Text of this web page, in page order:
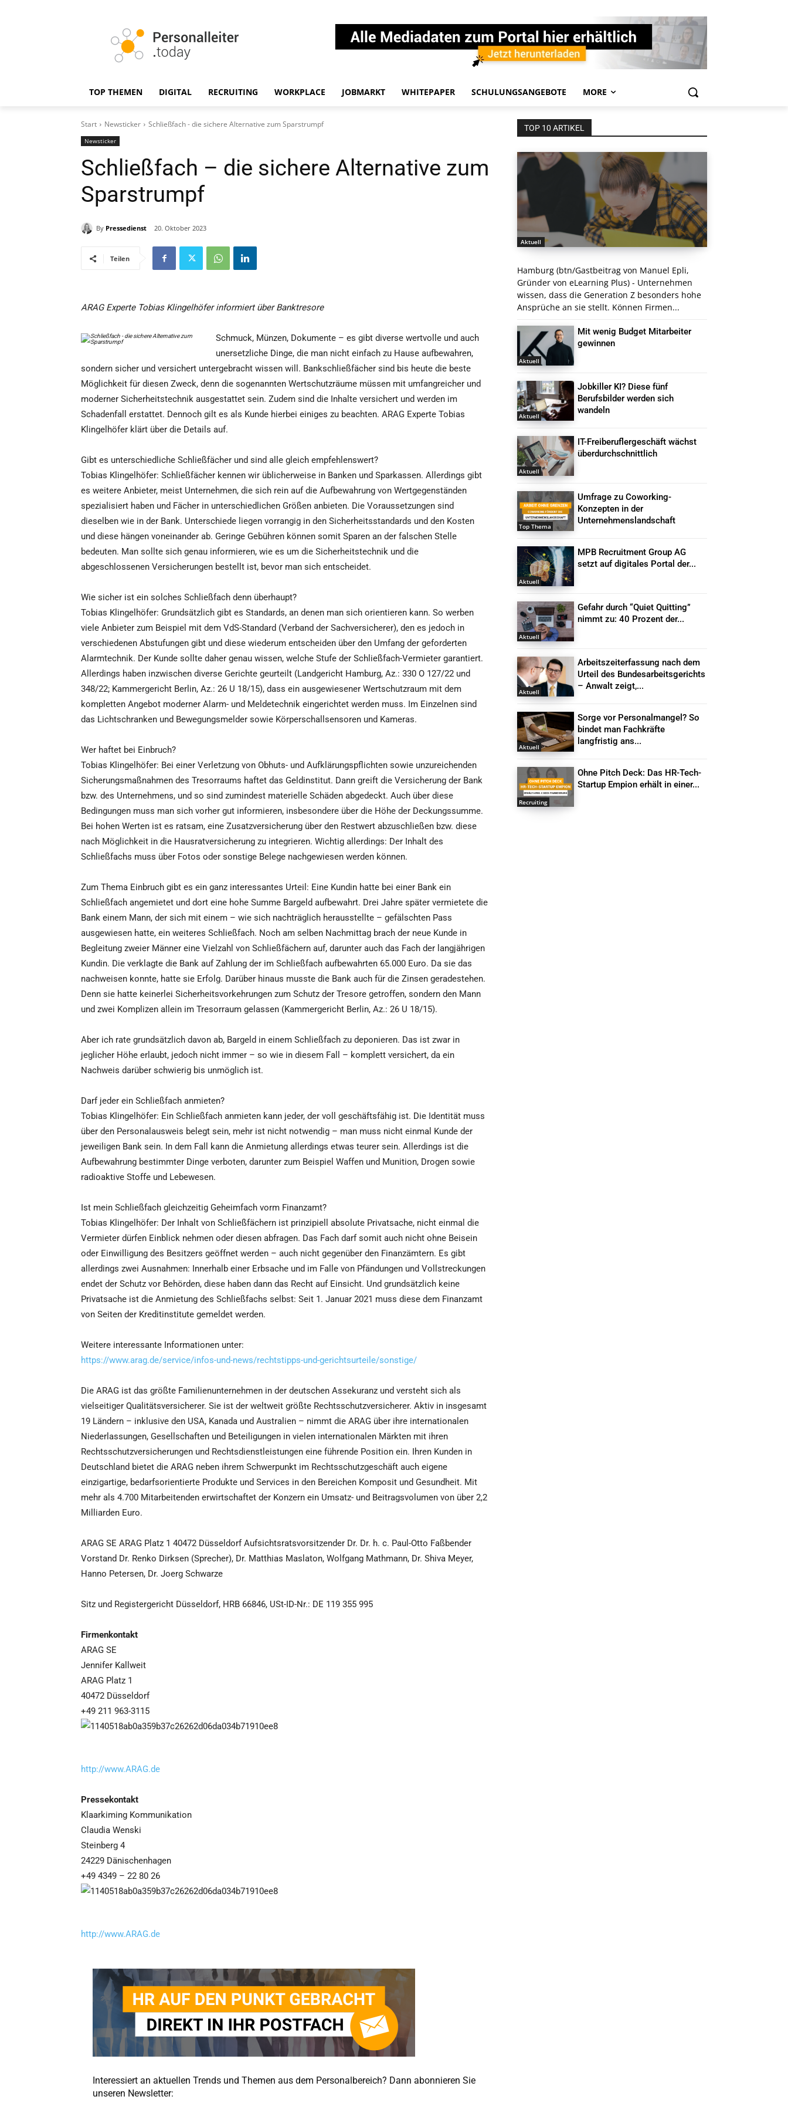
TOP THEMEN DIGITAL RECRUITING WORKPLACE JOBMARKT WHITEPAPER SCHULUNGSANGEBOTE MORE
Start Newsticker Schließfach - die sichere Alternative zum Sparstrumpf
Newsticker
Schließfach – die sichere Alternative zum
Sparstrumpf
By Pressedienst 20. Oktober 2023
Teilen
ARAG Experte Tobias Klingelhöfer informiert über Banktresore
Schmuck, Münzen, Dokumente – es gibt diverse wertvolle und auch
unersetzliche Dinge, die man nicht einfach zu Hause aufbewahren,
sondern sicher und versichert untergebracht wissen will. Bankschließfächer sind bis heute die beste
Möglichkeit für diesen Zweck, denn die sogenannten Wertschutzräume müssen mit umfangreicher und
moderner Sicherheitstechnik ausgestattet sein. Zudem sind die Inhalte versichert und werden im
Schadenfall erstattet. Dennoch gilt es als Kunde hierbei einiges zu beachten. ARAG Experte Tobias
Klingelhöfer klärt über die Details auf.
Gibt es unterschiedliche Schließfächer und sind alle gleich empfehlenswert?
Tobias Klingelhöfer: Schließfächer kennen wir üblicherweise in Banken und Sparkassen. Allerdings gibt
es weitere Anbieter, meist Unternehmen, die sich rein auf die Aufbewahrung von Wertgegenständen
spezialisiert haben und Fächer in unterschiedlichen Größen anbieten. Die Voraussetzungen sind
dieselben wie in der Bank. Unterschiede liegen vorrangig in den Sicherheitsstandards und den Kosten
und diese hängen voneinander ab. Geringe Gebühren können somit Sparen an der falschen Stelle
bedeuten. Man sollte sich genau informieren, wie es um die Sicherheitstechnik und die
abgeschlossenen Versicherungen bestellt ist, bevor man sich entscheidet.
Wie sicher ist ein solches Schließfach denn überhaupt?
Tobias Klingelhöfer: Grundsätzlich gibt es Standards, an denen man sich orientieren kann. So werben
viele Anbieter zum Beispiel mit dem VdS-Standard (Verband der Sachversicherer), den es jedoch in
verschiedenen Abstufungen gibt und diese wiederum entscheiden über den Umfang der geforderten
Alarmtechnik. Der Kunde sollte daher genau wissen, welche Stufe der Schließfach-Vermieter garantiert.
Allerdings haben inzwischen diverse Gerichte geurteilt (Landgericht Hamburg, Az.: 330 O 127/22 und
348/22; Kammergericht Berlin, Az.: 26 U 18/15), dass ein ausgewiesener Wertschutzraum mit dem
kompletten Angebot moderner Alarm- und Meldetechnik eingerichtet werden muss. Im Einzelnen sind
das Lichtschranken und Bewegungsmelder sowie Körperschallsensoren und Kameras.
Wer haftet bei Einbruch?
Tobias Klingelhöfer: Bei einer Verletzung von Obhuts- und Aufklärungspflichten sowie unzureichenden
Sicherungsmaßnahmen des Tresorraums haftet das Geldinstitut. Dann greift die Versicherung der Bank
bzw. des Unternehmens, und so sind zumindest materielle Schäden abgedeckt. Auch über diese
Bedingungen muss man sich vorher gut informieren, insbesondere über die Höhe der Deckungssumme.
Bei hohen Werten ist es ratsam, eine Zusatzversicherung über den Restwert abzuschließen bzw. diese
nach Möglichkeit in die Hausratversicherung zu integrieren. Wichtig allerdings: Der Inhalt des
Schließfachs muss über Fotos oder sonstige Belege nachgewiesen werden können.
Zum Thema Einbruch gibt es ein ganz interessantes Urteil: Eine Kundin hatte bei einer Bank ein
Schließfach angemietet und dort eine hohe Summe Bargeld aufbewahrt. Drei Jahre später vermietete die
Bank einem Mann, der sich mit einem – wie sich nachträglich herausstellte – gefälschten Pass
ausgewiesen hatte, ein weiteres Schließfach. Noch am selben Nachmittag brach der neue Kunde in
Begleitung zweier Männer eine Vielzahl von Schließfächern auf, darunter auch das Fach der langjährigen
Kundin. Die verklagte die Bank auf Zahlung der im Schließfach aufbewahrten 65.000 Euro. Da sie das
nachweisen konnte, hatte sie Erfolg. Darüber hinaus musste die Bank auch für die Zinsen geradestehen.
Denn sie hatte keinerlei Sicherheitsvorkehrungen zum Schutz der Tresore getroffen, sondern den Mann
und zwei Komplizen allein im Tresorraum gelassen (Kammergericht Berlin, Az.: 26 U 18/15).
Aber ich rate grundsätzlich davon ab, Bargeld in einem Schließfach zu deponieren. Das ist zwar in
jeglicher Höhe erlaubt, jedoch nicht immer – so wie in diesem Fall – komplett versichert, da ein
Nachweis darüber schwierig bis unmöglich ist.
Darf jeder ein Schließfach anmieten?
Tobias Klingelhöfer: Ein Schließfach anmieten kann jeder, der voll geschäftsfähig ist. Die Identität muss
über den Personalausweis belegt sein, mehr ist nicht notwendig – man muss nicht einmal Kunde der
jeweiligen Bank sein. In dem Fall kann die Anmietung allerdings etwas teurer sein. Allerdings ist die
Aufbewahrung bestimmter Dinge verboten, darunter zum Beispiel Waffen und Munition, Drogen sowie
radioaktive Stoffe und Lebewesen.
Ist mein Schließfach gleichzeitig Geheimfach vorm Finanzamt?
Tobias Klingelhöfer: Der Inhalt von Schließfächern ist prinzipiell absolute Privatsache, nicht einmal die
Vermieter dürfen Einblick nehmen oder diesen abfragen. Das Fach darf somit auch nicht ohne Beisein
oder Einwilligung des Besitzers geöffnet werden – auch nicht gegenüber den Finanzämtern. Es gibt
allerdings zwei Ausnahmen: Innerhalb einer Erbsache und im Falle von Pfändungen und Vollstreckungen
endet der Schutz vor Behörden, diese haben dann das Recht auf Einsicht. Und grundsätzlich keine
Privatsache ist die Anmietung des Schließfachs selbst: Seit 1. Januar 2021 muss diese dem Finanzamt
von Seiten der Kreditinstitute gemeldet werden.
Weitere interessante Informationen unter:
https://www.arag.de/service/infos-und-news/rechtstipps-und-gerichtsurteile/sonstige/
Die ARAG ist das größte Familienunternehmen in der deutschen Assekuranz und versteht sich als
vielseitiger Qualitätsversicherer. Sie ist der weltweit größte Rechtsschutzversicherer. Aktiv in insgesamt
19 Ländern – inklusive den USA, Kanada und Australien – nimmt die ARAG über ihre internationalen
Niederlassungen, Gesellschaften und Beteiligungen in vielen internationalen Märkten mit ihren
Rechtsschutzversicherungen und Rechtsdienstleistungen eine führende Position ein. Ihren Kunden in
Deutschland bietet die ARAG neben ihrem Schwerpunkt im Rechtsschutzgeschäft auch eigene
einzigartige, bedarfsorientierte Produkte und Services in den Bereichen Komposit und Gesundheit. Mit
mehr als 4.700 Mitarbeitenden erwirtschaftet der Konzern ein Umsatz- und Beitragsvolumen von über 2,2
Milliarden Euro.
ARAG SE ARAG Platz 1 40472 Düsseldorf Aufsichtsratsvorsitzender Dr. Dr. h. c. Paul-Otto Faßbender
Vorstand Dr. Renko Dirksen (Sprecher), Dr. Matthias Maslaton, Wolfgang Mathmann, Dr. Shiva Meyer,
Hanno Petersen, Dr. Joerg Schwarze
Sitz und Registergericht Düsseldorf, HRB 66846, USt-ID-Nr.: DE 119 355 995
Firmenkontakt
ARAG SE
Jennifer Kallweit
ARAG Platz 1
40472 Düsseldorf
+49 211 963-3115
http://www.ARAG.de
Pressekontakt
Klaarkiming Kommunikation
Claudia Wenski
Steinberg 4
24229 Dänischenhagen
+49 4349 – 22 80 26
http://www.ARAG.de
Interessiert an aktuellen Trends und Themen aus dem Personalbereich? Dann abonnieren Sie
unseren Newsletter:
TOP 10 ARTIKEL
Aktuell
Hamburg (btn/Gastbeitrag von Manuel Epli,
Gründer von eLearning Plus) - Unternehmen
wissen, dass die Generation Z besonders hohe
Ansprüche an sie stellt. Können Firmen...
Aktuell
Mit wenig Budget Mitarbeiter
gewinnen
Aktuell
Jobkiller KI? Diese fünf
Berufsbilder werden sich
wandeln
Aktuell
IT-Freiberuflergeschäft wächst
überdurchschnittlich
Top Thema
Umfrage zu Coworking-
Konzepten in der
Unternehmenslandschaft
Aktuell
MPB Recruitment Group AG
setzt auf digitales Portal der...
Aktuell
Gefahr durch “Quiet Quitting”
nimmt zu: 40 Prozent der...
Aktuell
Arbeitszeiterfassung nach dem
Urteil des Bundesarbeitsgerichts
– Anwalt zeigt,...
Aktuell
Sorge vor Personalmangel? So
bindet man Fachkräfte
langfristig ans...
Recruiting
Ohne Pitch Deck: Das HR-Tech-
Startup Empion erhält in einer...